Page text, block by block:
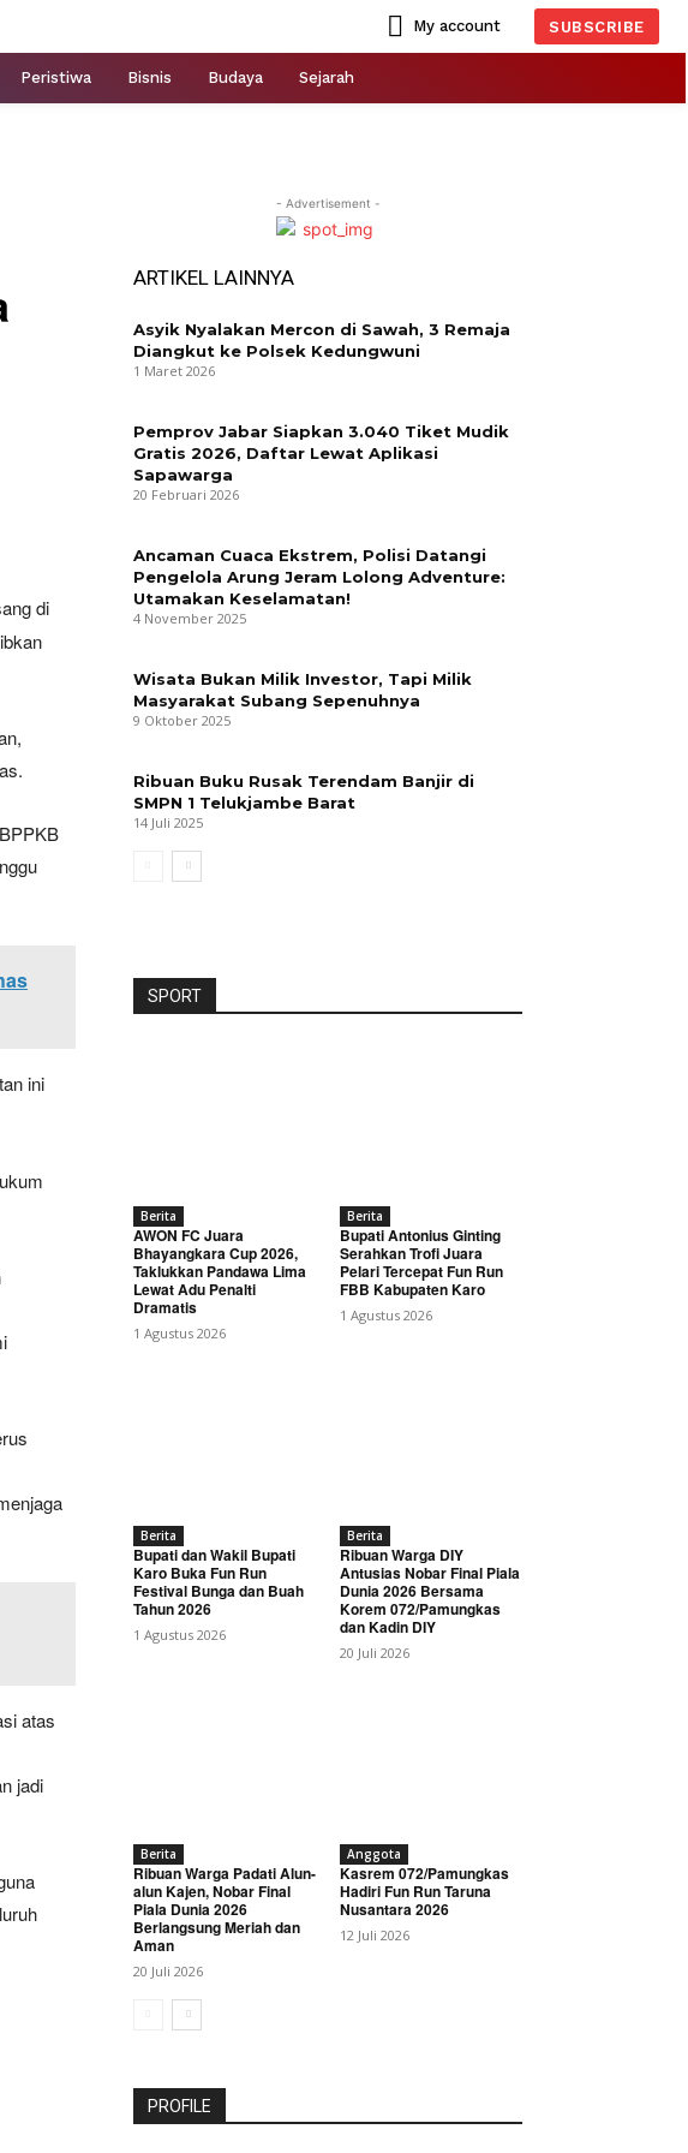
My account SUBSCRIBE
Peristiwa Bisnis Budaya Sejarah
di
ini
atas
jadi
- Advertisement -
ARTIKEL LAINNYA
Asyik Nyalakan Mercon di Sawah, 3 Remaja
Diangkut ke Polsek Kedungwuni
1 Maret 2026
Pemprov Jabar Siapkan 3.040 Tiket Mudik
Gratis 2026, Daftar Lewat Aplikasi
Sapawarga
20 Februari 2026
Ancaman Cuaca Ekstrem, Polisi Datangi
Pengelola Arung Jeram Lolong Adventure:
Utamakan Keselamatan!
4 November 2025
Wisata Bukan Milik Investor, Tapi Milik
Masyarakat Subang Sepenuhnya
9 Oktober 2025
Ribuan Buku Rusak Terendam Banjir di
SMPN 1 Telukjambe Barat
14 Juli 2025
SPORT
Berita
AWON FC Juara
Bhayangkara Cup 2026,
Taklukkan Pandawa Lima
Lewat Adu Penalti
Dramatis
1 Agustus 2026
Berita
Bupati Antonius Ginting
Serahkan Trofi Juara
Pelari Tercepat Fun Run
FBB Kabupaten Karo
1 Agustus 2026
Berita
Bupati dan Wakil Bupati
Karo Buka Fun Run
Festival Bunga dan Buah
Tahun 2026
1 Agustus 2026
Berita
Ribuan Warga DIY
Antusias Nobar Final Piala
Dunia 2026 Bersama
Korem 072/Pamungkas
dan Kadin DIY
20 Juli 2026
Berita
Ribuan Warga Padati Alun-
alun Kajen, Nobar Final
Piala Dunia 2026
Berlangsung Meriah dan
Aman
20 Juli 2026
Anggota
Kasrem 072/Pamungkas
Hadiri Fun Run Taruna
Nusantara 2026
12 Juli 2026
PROFILE